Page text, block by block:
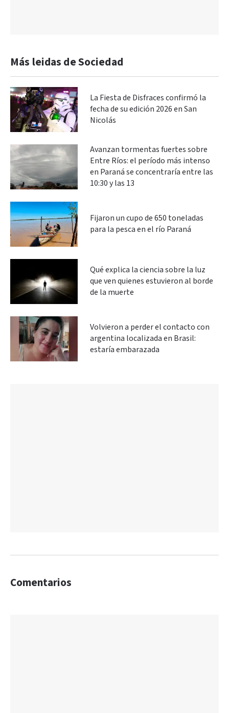
Más leidas de Sociedad
La Fiesta de Disfraces confirmó la
fecha de su edición 2026 en San
Nicolás
Avanzan tormentas fuertes sobre
Entre Ríos: el período más intenso
en Paraná se concentraría entre las
10:30 y las 13
Fijaron un cupo de 650 toneladas
para la pesca en el río Paraná
Qué explica la ciencia sobre la luz
que ven quienes estuvieron al borde
de la muerte
Volvieron a perder el contacto con
argentina localizada en Brasil:
estaría embarazada
Comentarios